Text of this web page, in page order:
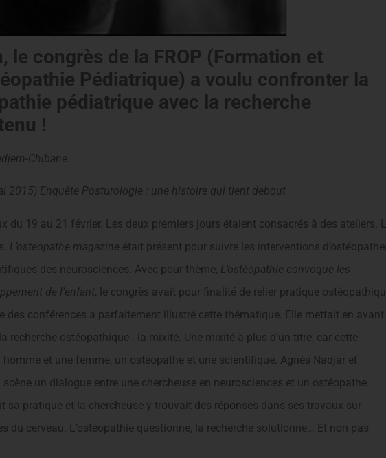
le congrès de la FROP (Formation et
Pédiatrique) a voulu confronter la
pédiatrique avec la recherche
!
Chibane
2015) Enquête Posturologie : une histoire qui tient debout
du 19 au 21 février. Les deux premiers jours étaient consacrés à des ateliers.
L’ostéopathe magazine était présent pour suivre les interventions
des neurosciences. Avec pour thème, L’ostéopathie convoque les
de l’enfant, le congrès avait pour finalité de relier pratique
des conférences a parfaitement illustré cette thématique. Elle mettait en avant
recherche ostéopathique : la mixité. Une mixité à plus d’un titre, car cette
et une femme, un ostéopathe et une scientifique. Agnès Nadjar et
un dialogue entre une chercheuse en neurosciences et un ostéopathe
sa pratique et la chercheuse y trouvait des réponses dans ses travaux sur
du cerveau. L’ostéopathie questionne, la recherche solutionne… Et non pas